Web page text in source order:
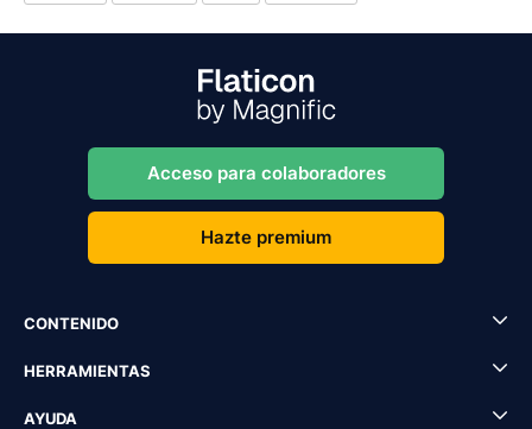
Acceso para colaboradores
Hazte premium
CONTENIDO
HERRAMIENTAS
AYUDA